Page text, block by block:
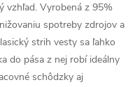
vzhľad. Vyrobená z 95%
spotreby zdrojov a
strih vesty sa ľahko
do pása z nej robí ideálny
schôdzky aj